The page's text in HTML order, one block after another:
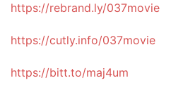
https://rebrand.ly/037movie
https://cutly.info/037movie
https://bitt.to/maj4um